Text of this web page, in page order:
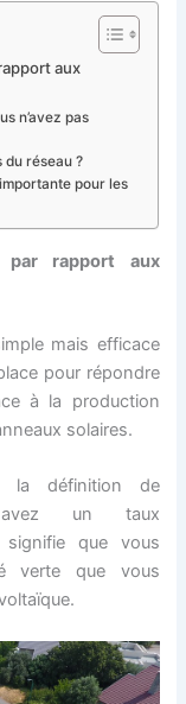
aux
n’avez pas
du réseau ?
pour les
par rapport aux
mais efficace
pour répondre
à la production
solaires.
la définition de
avez un taux
signifie que vous
verte que vous